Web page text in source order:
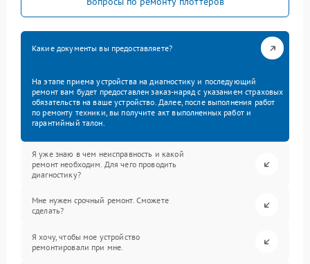
Какие документы вы предоставляете?
На этапе приема устройства на диагностику и последующий
ремонт вам будет предоставлен заказ-наряд с указанием страховых
обязательств на ваше устройство. Далее, после выполнения работ
по ремонту техники, вы получите акт выполненных работ и
гарантийный талон.
Я уже знаю в чем неисправность и какой
ремонт необходим. Для чего проводить
диагностику?
Мне нужен срочный ремонт. Сможете
сделать?
Я хочу, чтобы мое устройство
ремонтировали при мне.